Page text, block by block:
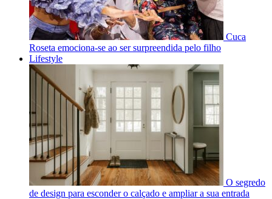
Cuca
Roseta emociona-se ao ser surpreendida pelo filho
Lifestyle
O segredo
de design para esconder o calçado e ampliar a sua entrada